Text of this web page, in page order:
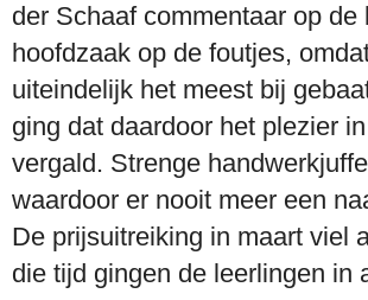
der Schaaf commentaar op
hoofdzaak op de foutjes,
uiteindelijk het meest bij
ging dat daardoor het plezier
vergald. Strenge
waardoor er nooit meer een
De prijsuitreiking in maart viel
die tijd gingen de leerlingen in